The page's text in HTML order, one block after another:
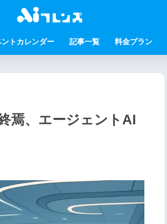
ントカレンダー 記事一覧 料金プラン
焉、エージェントAI